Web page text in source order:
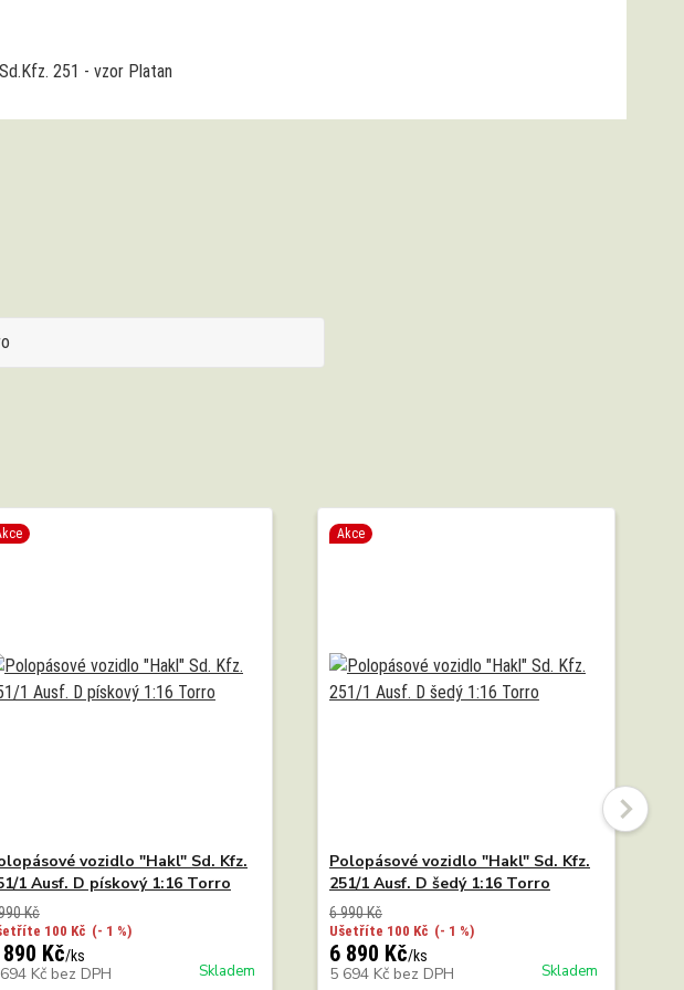
251 - vzor Platan
vozidlo "Hakl" Sd. Kfz.
1 Ausf. D pískový 1:16 Torro
Kč
100 Kč (- 1 %)
Kč/ks
Kč bez DPH Skladem
Akce
Polopásové vozidlo "Hakl" Sd. Kfz.
251/1 Ausf. D šedý 1:16 Torro
6 990 Kč
Ušetříte 100 Kč (- 1 %)
6 890 Kč/ks
5 694 Kč bez DPH Skladem